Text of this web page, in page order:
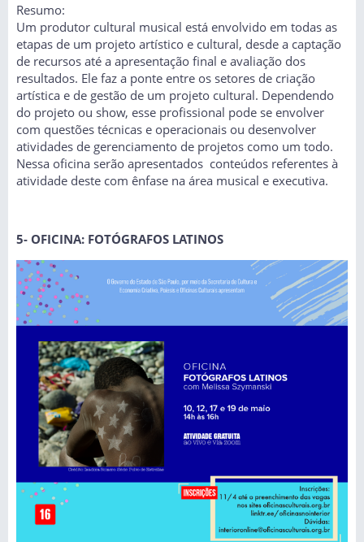
Resumo:
Um produtor cultural musical está envolvido em todas as
etapas de um projeto artístico e cultural, desde a captação
de recursos até a apresentação final e avaliação dos
resultados. Ele faz a ponte entre os setores de criação
artística e de gestão de um projeto cultural. Dependendo
do projeto ou show, esse profissional pode se envolver
com questões técnicas e operacionais ou desenvolver
atividades de gerenciamento de projetos como um todo.
Nessa oficina serão apresentados conteúdos referentes à
atividade deste com ênfase na área musical e executiva.
5- OFICINA: FOTÓGRAFOS LATINOS